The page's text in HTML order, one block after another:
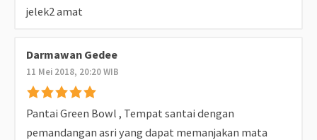
jelek2 amat
Darmawan Gedee
11 Mei 2018, 20:20 WIB
Pantai Green Bowl , Tempat santai dengan
pemandangan asri yang dapat memanjakan mata